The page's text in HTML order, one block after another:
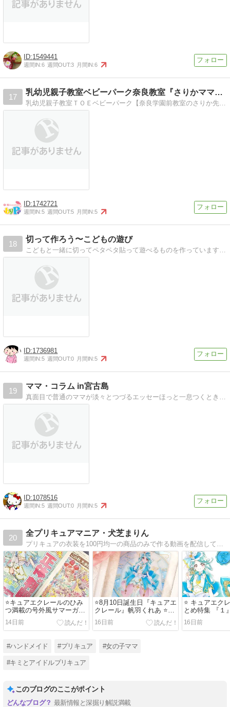
1549441
週間IN:6 週間OUT:3 月間IN:6
17
乳幼児親子教室ベビーパーク奈良教室『さりかママの先生日記。』
乳幼児親子教室ＴＯＥベビーパーク【奈良学園前教室のさりか先生です^^育児ノウハウやイベント情報などもお伝え。育児が楽しくなりますよ〜
1742721
週間IN:5 週間OUT:5 月間IN:5
18
切って作ろう〜こどもの遊び
こどもと一緒に切ってペタペタ貼って遊べるものを作っています。ぜひお子さんと一緒に遊んでみて下さいね。
1736981
週間IN:5 週間OUT:0 月間IN:5
19
ママ・コラム in宮古島
真面目で普通のママが淡々とつづるエッセーほっと一息つくときに思い浮かぶ話題とは…
1078516
週間IN:5 週間OUT:0 月間IN:5
20
全プリキュアマニア・犬芝まりん
プリキュアの衣装を100円均一の商品のみで作る動画を配信しています。プリキュアに関するイベントや情報を発信しています。
⭐キュアエクレールのひみ
つ満載の号外風サマーガイ
ド⭐無料配布をGETせ
よ！！
14日前
⭐8月10日誕生日『キュアエ
クレール』帆羽くれあ ⭐マ
ニア向け豆知識 全プリキュ
ア一覧
16日前
⭐ キュアエク
とめ特集 『１
パレル人気商
16日前
#ハンドメイド #プリキュア #女の子ママ
#キミとアイドルプリキュア
このブログのここがポイント
最新情報と深掘り解説満載